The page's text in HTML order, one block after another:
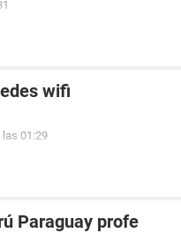
wifi
las 01:29
Paraguay profe